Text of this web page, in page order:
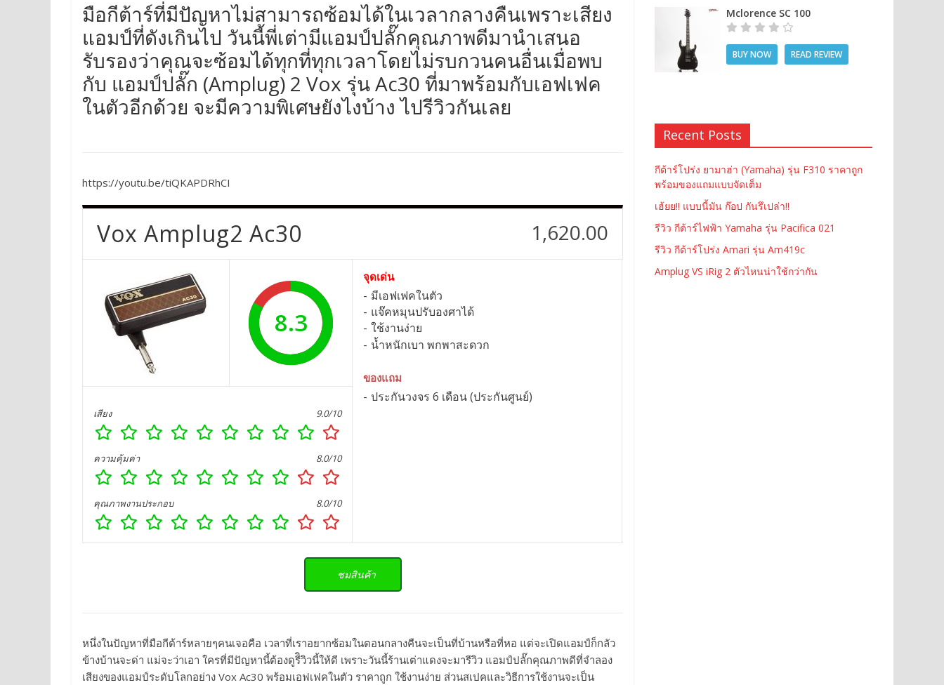
มือกีต้าร์ที่มีปัญหาไม่สามารถซ้อมได้ในเวลากลางคืนเพราะเสียง
แอมป์ที่ดังเกินไป วันนี้พี่เต่ามีแอมป์ปลั๊กคุณภาพดีมานำเสนอ
รับรองว่าคุณจะซ้อมได้ทุกที่ทุกเวลาโดยไม่รบกวนคนอื่นเมื่อพบ
กับ แอมป์ปลั๊ก (Amplug) 2 Vox รุ่น Ac30 ที่มาพร้อมกับเอฟเฟค
ในตัวอีกด้วย จะมีความพิเศษยังไงบ้าง ไปรีวิวกันเลย
https://youtu.be/tiQKAPDRhCI
Vox Amplug2 Ac30 1,620.00
8.3
เสียง 9.0/10
ความคุ้มค่า 8.0/10
คุณภาพงานประกอบ 8.0/10
จุดเด่น
มีเอฟเฟคในตัว
แจ๊คหมุนปรับองศาได้
ใช้งานง่าย
น้ำหนักเบา พกพาสะดวก
ของแถม
ประกันวงจร 6 เดือน (ประกันศูนย์)
ชมสินค้า
หนึ่งในปัญหาที่มือกีต้าร์หลายๆคนเจอคือ เวลาที่เราอยากซ้อมในตอนกลางคืนจะเป็นที่บ้านหรือที่หอ แต่จะเปิดแอมป์ก็กลัว
ข้างบ้านจะด่า แม่จะว่าเอา ใครที่มีปัญหานี้ต้องดูรีิวิวนี้ให้ดี เพราะวันนี้ร้านเต่าแดงจะมารีวิว แอมป์ปลั๊กคุณภาพดีที่จำลอง
เสียงของแอมป์ระดับโลกอย่าง Vox Ac30 พร้อมเอฟเฟคในตัว ราคาถูก ใช้งานง่าย ส่วนสเปคและวิธีการใช้งานจะเป็น
Mclorence SC 100
BUY NOW READ REVIEW
Recent Posts
กีต้าร์โปร่ง ยามาฮ่า (Yamaha) รุ่น F310 ราคาถูก
พร้อมของแถมแบบจัดเต็ม
เฮ้ยย!! แบบนี้มัน ก๊อป กันรึเปล่า!!
รีวิว กีต้าร์ไฟฟ้า Yamaha รุ่น Pacifica 021
รีวิว กีต้าร์โปร่ง Amari รุ่น Am419c
Amplug VS iRig 2 ตัวไหนน่าใช้กว่ากัน